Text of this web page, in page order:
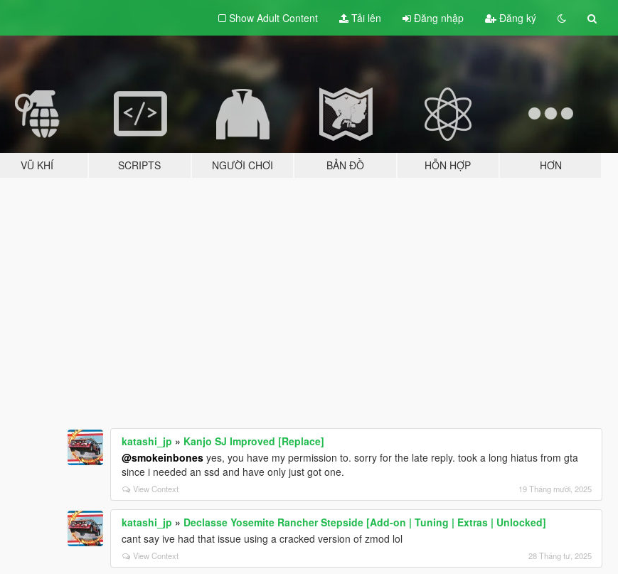
Show Adult Content Tải lên Đăng nhập Đăng ký
VŨ KHÍ SCRIPTS NGƯỜI CHƠI BẢN ĐỒ HỖN HỢP HƠN
katashi_jp » Kanjo SJ Improved [Replace]
@smokeinbones yes, you have my permission to. sorry for the late reply. took a long hiatus from gta
since i needed an ssd and have only just got one.
View Context 19 Tháng mười, 2025
katashi_jp » Declasse Yosemite Rancher Stepside [Add-on | Tuning | Extras | Unlocked]
cant say ive had that issue using a cracked version of zmod lol
View Context 28 Tháng tư, 2025